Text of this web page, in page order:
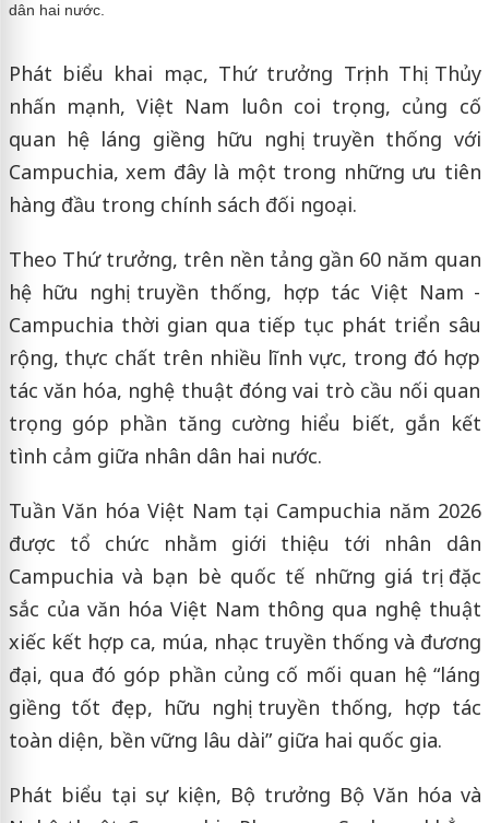
dân hai nước.
Phát biểu khai mạc, Thứ trưởng Trịnh Thị Thủy
nhấn mạnh, Việt Nam luôn coi trọng, củng cố
quan hệ láng giềng hữu nghị truyền thống với
Campuchia, xem đây là một trong những ưu tiên
hàng đầu trong chính sách đối ngoại.
Theo Thứ trưởng, trên nền tảng gần 60 năm quan
hệ hữu nghị truyền thống, hợp tác Việt Nam -
Campuchia thời gian qua tiếp tục phát triển sâu
rộng, thực chất trên nhiều lĩnh vực, trong đó hợp
tác văn hóa, nghệ thuật đóng vai trò cầu nối quan
trọng góp phần tăng cường hiểu biết, gắn kết
tình cảm giữa nhân dân hai nước.
Tuần Văn hóa Việt Nam tại Campuchia năm 2026
được tổ chức nhằm giới thiệu tới nhân dân
Campuchia và bạn bè quốc tế những giá trị đặc
sắc của văn hóa Việt Nam thông qua nghệ thuật
xiếc kết hợp ca, múa, nhạc truyền thống và đương
đại, qua đó góp phần củng cố mối quan hệ “láng
giềng tốt đẹp, hữu nghị truyền thống, hợp tác
toàn diện, bền vững lâu dài” giữa hai quốc gia.
Phát biểu tại sự kiện, Bộ trưởng Bộ Văn hóa và